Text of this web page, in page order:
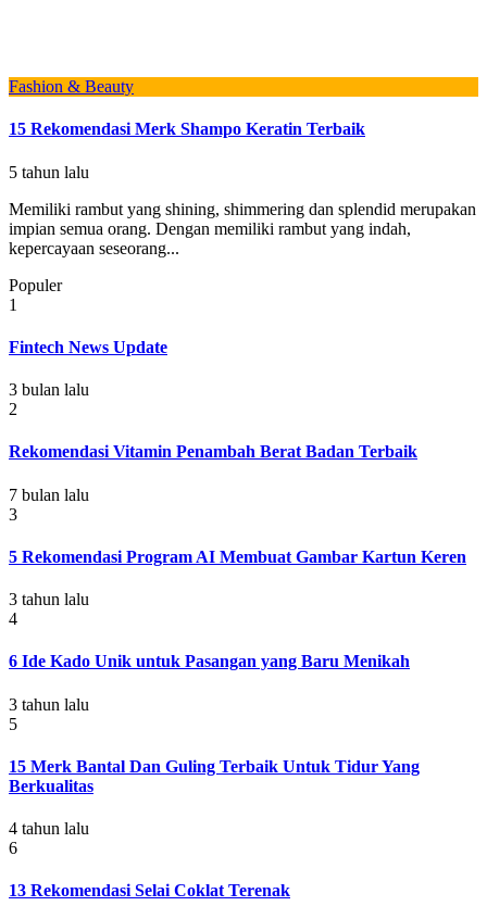
Fashion & Beauty
15 Rekomendasi Merk Shampo Keratin Terbaik
5 tahun lalu
Memiliki rambut yang shining, shimmering dan splendid merupakan
impian semua orang. Dengan memiliki rambut yang indah,
kepercayaan seseorang...
Populer
1
Fintech News Update
3 bulan lalu
2
Rekomendasi Vitamin Penambah Berat Badan Terbaik
7 bulan lalu
3
5 Rekomendasi Program AI Membuat Gambar Kartun Keren
3 tahun lalu
4
6 Ide Kado Unik untuk Pasangan yang Baru Menikah
3 tahun lalu
5
15 Merk Bantal Dan Guling Terbaik Untuk Tidur Yang
Berkualitas
4 tahun lalu
6
13 Rekomendasi Selai Coklat Terenak